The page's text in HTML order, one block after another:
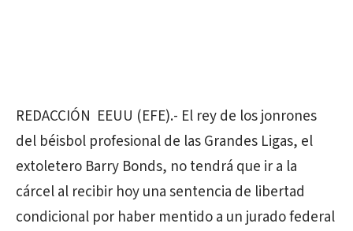
REDACCIÓN EEUU (EFE).- El rey de los jonrones
del béisbol profesional de las Grandes Ligas, el
extoletero Barry Bonds, no tendrá que ir a la
cárcel al recibir hoy una sentencia de libertad
condicional por haber mentido a un jurado federal